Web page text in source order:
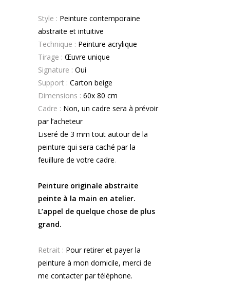
Style : Peinture contemporaine
abstraite et intuitive
Technique : Peinture acrylique
Tirage : Œuvre unique
Signature : Oui
Support : Carton beige
Dimensions : 60x 80 cm
Cadre : Non, un cadre sera à prévoir
par l’acheteur
Liseré de 3 mm tout autour de la
peinture qui sera caché par la
feuillure de votre cadre.
Peinture originale abstraite
peinte à la main en atelier.
L’appel de quelque chose de plus
grand.
Retrait : Pour retirer et payer la
peinture à mon domicile, merci de
me contacter par téléphone.